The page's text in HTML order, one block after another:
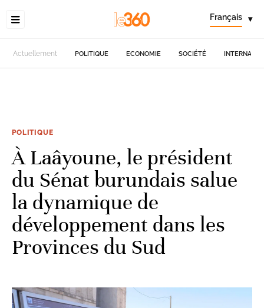
Français ▾
Actuellement POLITIQUE ECONOMIE SOCIÉTÉ
POLITIQUE
À Laâyoune, le président
du Sénat burundais salue
la dynamique de
développement dans les
Provinces du Sud